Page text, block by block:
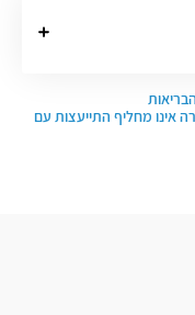
אינו מחליף התייעצות עם